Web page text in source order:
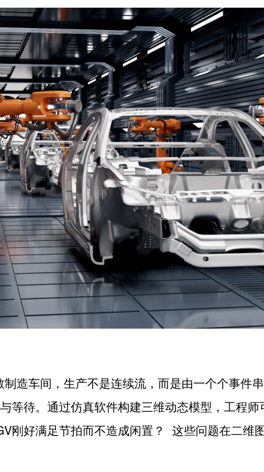
制造车间，生产不是连续流，而是由一个个事
等待。通过仿真软件构建三维动态模型，工程
刚好满足节拍而不造成闲置？ 这些问题在二维